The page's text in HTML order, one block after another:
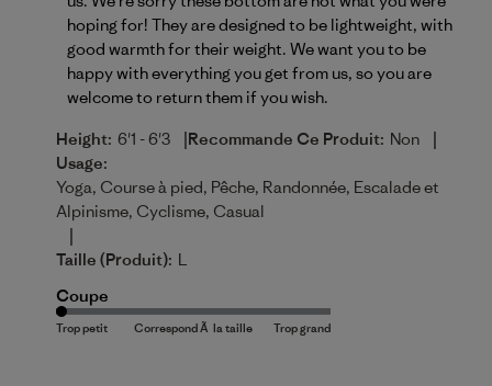
hoping for! They are designed to be lightweight, with
good warmth for their weight. We want you to be
happy with everything you get from us, so you are
welcome to return them if you wish.
Height: 6'1 - 6'3 |Recommande Ce Produit: Non |
Usage:
Yoga, Course à pied, Pêche, Randonnée, Escalade et
Alpinisme, Cyclisme, Casual
|
Taille (produit): L
Coupe